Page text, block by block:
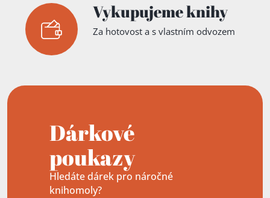
Vykupujeme knihy
Za hotovost a s vlastním odvozem
Dárkové
poukazy
Hledáte dárek pro náročné
knihomoly?